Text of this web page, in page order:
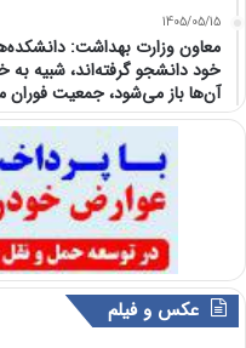
1405/05/15
معاون وزارت بهداشت:
خود دانشجو گرفته‌اند، شبیه
آن‌ها باز می‌شود، جمعیت فوران
عکس و فیلم